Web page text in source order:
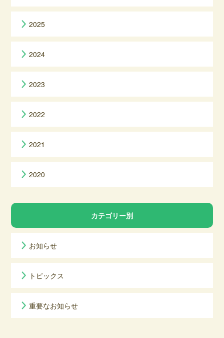
2025
2024
2023
2022
2021
2020
カテゴリー別
お知らせ
トピックス
重要なお知らせ